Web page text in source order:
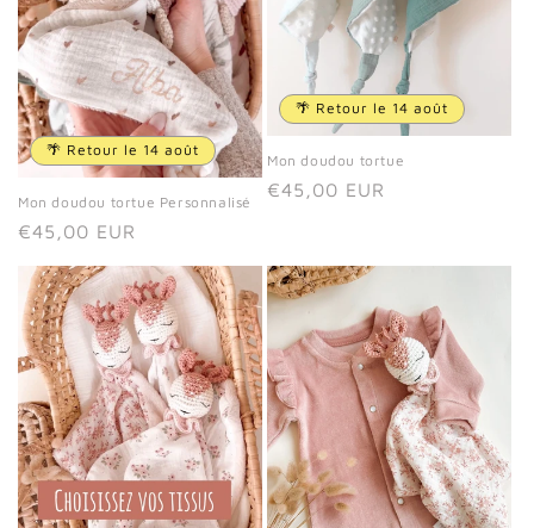
🌴 Retour le 14 août
Mon doudou tortue Personnalisé
Prix
€45,00 EUR
🌴 Retour le 14 août
Mon doudou tortue
Prix
€45,00 EUR